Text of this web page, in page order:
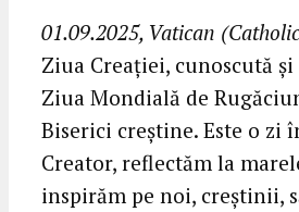
01.09.2025, Vatican
Ziua Creației, cunoscută
Ziua Mondială de
Biserici creștine. Este o zi
Creator, reflectăm la
inspirăm pe noi, creștinii,